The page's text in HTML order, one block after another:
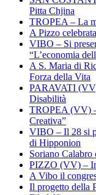
Pitta Chjina
TROPEA – La
A Pizzo
VIBO – Si
“L’economia
A S. Maria di
Forza della Vita
PARAVATI
Disabilità
TROPEA (VV)
Creativa”
VIBO – Il 28 si
di Hipponion
Soriano Calabro
PIZZO (VV) –
A Vibo il
Il progetto della